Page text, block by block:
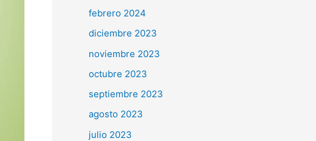
febrero 2024
diciembre 2023
noviembre 2023
octubre 2023
septiembre 2023
agosto 2023
julio 2023